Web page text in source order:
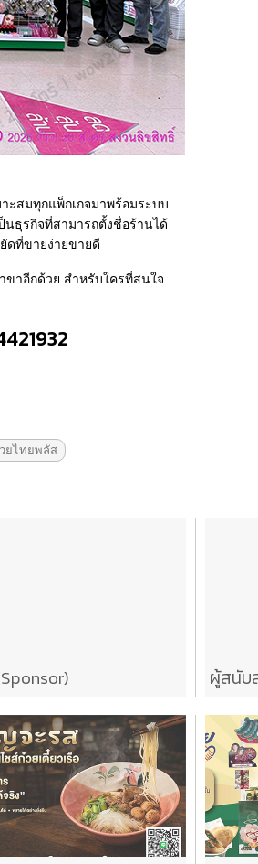
ะสมทุกแพ็กเกจมาพร้อมระบบ
นธุรกิจที่สามารถตั้งชื่อร้านได้
ดที่ขายง่ายขายดี
ขาอีกด้วย สำหรับใครที่สนใจ
ยไทยพลัส
ผู้สนับ